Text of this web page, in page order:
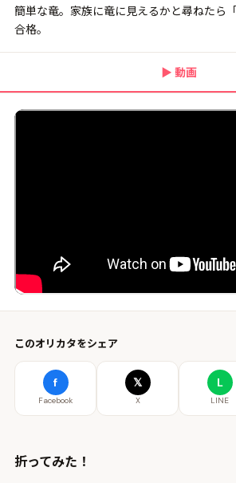
簡単な竜。家族に竜に見えるかと尋ねたら
合格。
▶ 動画
このオリカタをシェア
f
Facebook
𝕏
X
L
LINE
折ってみた！